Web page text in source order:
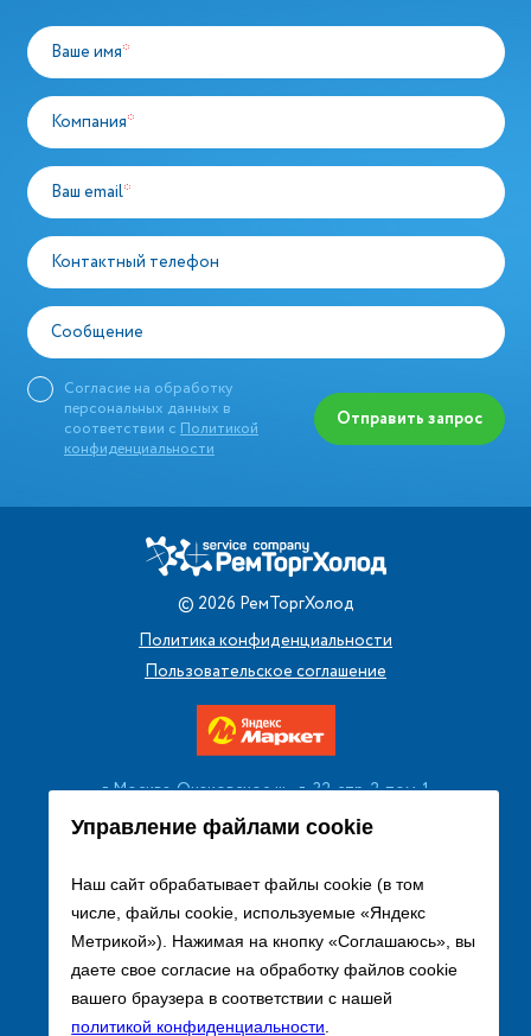
Управление файлами cookie
Наш сайт обрабатывает файлы cookie (в том
числе, файлы cookie, используемые «Яндекс
Метрикой»). Нажимая на кнопку «Соглашаюсь», вы
даете свое согласие на обработку файлов cookie
вашего браузера в соответствии с нашей
политикой конфиденциальности.
Ваше имя*
Компания*
Ваш email*
Контактный телефон
Сообщение
Согласие на обработку
персональных данных в
соответствии с Политикой
конфиденциальности
Отправить запрос
© 2026 РемТоргХолод
Политика конфиденциальности
Пользовательское соглашение
г. Москва, Очаковское ш., д. 32, стр. 2, пом. 1
+7 (495) 256 08 13
Заказать звонок
sales@remtorgholod.ru
Разработка и продвижение сайта